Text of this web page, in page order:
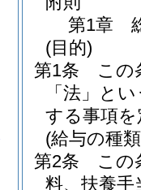
第1章
(目的)
第1条
この
「法」と
する事項
(給与の種
第2条
この
料、扶養手